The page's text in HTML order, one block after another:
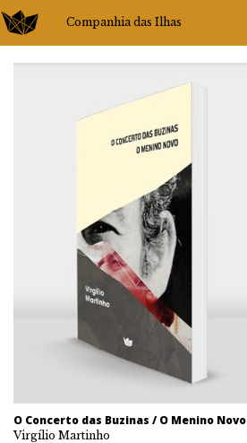
Companhia das Ilhas
O Concerto das Buzinas / O Menino Novo
Virgílio Martinho